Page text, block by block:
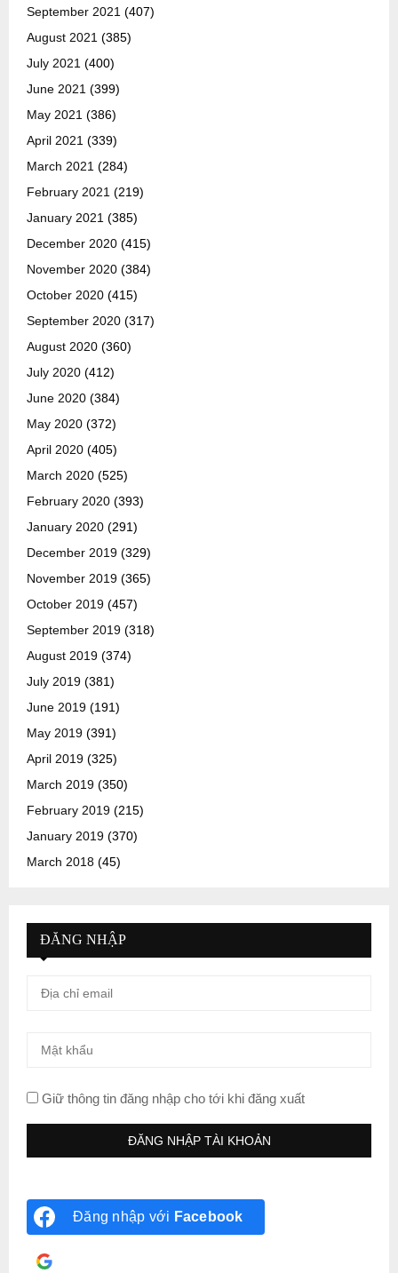
September 2021 (407)
August 2021 (385)
July 2021 (400)
June 2021 (399)
May 2021 (386)
April 2021 (339)
March 2021 (284)
February 2021 (219)
January 2021 (385)
December 2020 (415)
November 2020 (384)
October 2020 (415)
September 2020 (317)
August 2020 (360)
July 2020 (412)
June 2020 (384)
May 2020 (372)
April 2020 (405)
March 2020 (525)
February 2020 (393)
January 2020 (291)
December 2019 (329)
November 2019 (365)
October 2019 (457)
September 2019 (318)
August 2019 (374)
July 2019 (381)
June 2019 (191)
May 2019 (391)
April 2019 (325)
March 2019 (350)
February 2019 (215)
January 2019 (370)
March 2018 (45)
ĐĂNG NHẬP
Giữ thông tin đăng nhập cho tới khi đăng xuất
Đăng nhập với Facebook